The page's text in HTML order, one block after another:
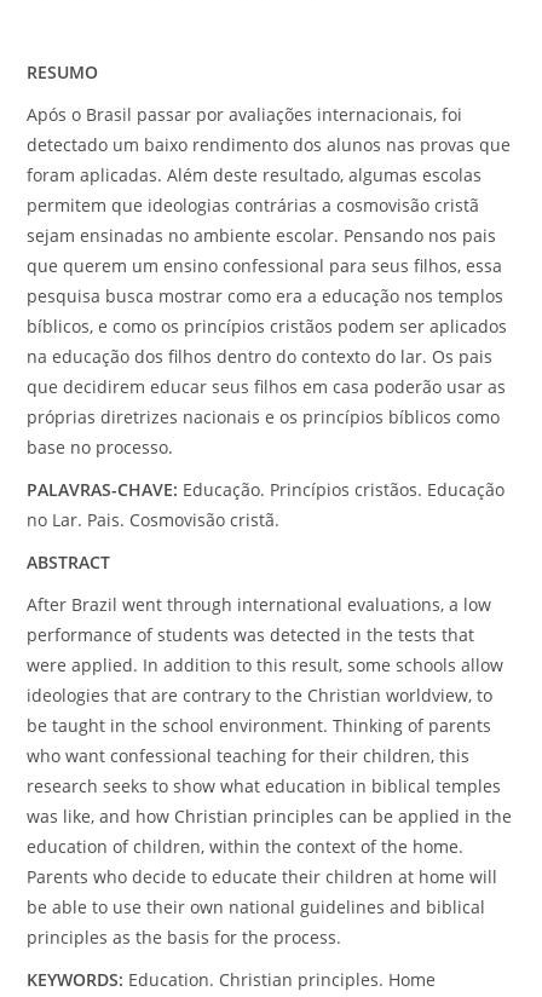
RESUMO
Após o Brasil passar por avaliações internacionais, foi
detectado um baixo rendimento dos alunos nas provas que
foram aplicadas. Além deste resultado, algumas escolas
permitem que ideologias contrárias a cosmovisão cristã
sejam ensinadas no ambiente escolar. Pensando nos pais
que querem um ensino confessional para seus filhos, essa
pesquisa busca mostrar como era a educação nos templos
bíblicos, e como os princípios cristãos podem ser aplicados
na educação dos filhos dentro do contexto do lar. Os pais
que decidirem educar seus filhos em casa poderão usar as
próprias diretrizes nacionais e os princípios bíblicos como
base no processo.
PALAVRAS-CHAVE: Educação. Princípios cristãos. Educação
no Lar. Pais. Cosmovisão cristã.
ABSTRACT
After Brazil went through international evaluations, a low
performance of students was detected in the tests that
were applied. In addition to this result, some schools allow
ideologies that are contrary to the Christian worldview, to
be taught in the school environment. Thinking of parents
who want confessional teaching for their children, this
research seeks to show what education in biblical temples
was like, and how Christian principles can be applied in the
education of children, within the context of the home.
Parents who decide to educate their children at home will
be able to use their own national guidelines and biblical
principles as the basis for the process.
KEYWORDS: Education. Christian principles. Home